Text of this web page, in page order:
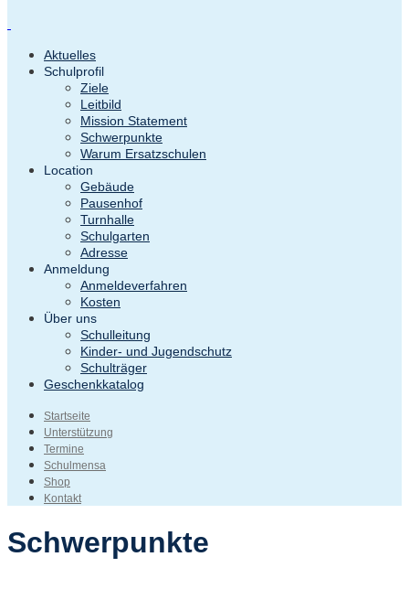
Aktuelles
Schulprofil
Ziele
Leitbild
Mission Statement
Schwerpunkte
Warum Ersatzschulen
Location
Gebäude
Pausenhof
Turnhalle
Schulgarten
Adresse
Anmeldung
Anmeldeverfahren
Kosten
Über uns
Schulleitung
Kinder- und Jugendschutz
Schulträger
Geschenkkatalog
Startseite
Unterstützung
Termine
Schulmensa
Shop
Kontakt
Schwerpunkte